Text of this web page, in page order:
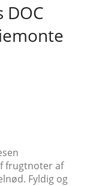
DOC
frugtnoter af
Fyldig og